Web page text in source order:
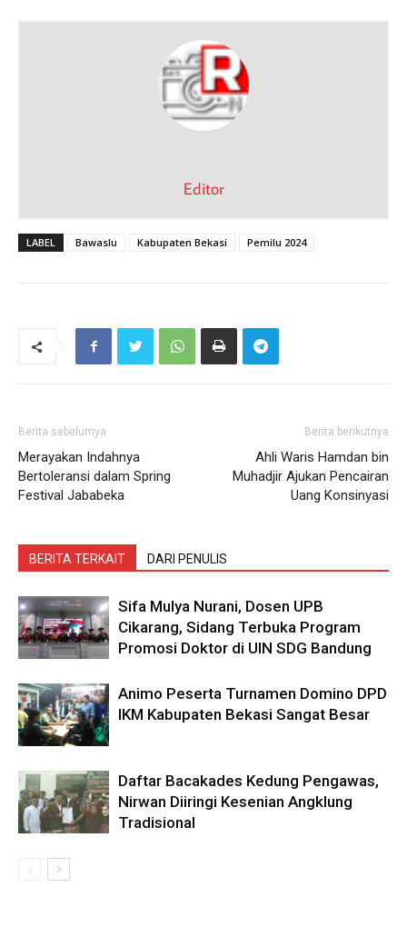
Editor
LABEL Bawaslu Kabupaten Bekasi Pemilu 2024
Berita sebelumya
Merayakan Indahnya
Bertoleransi dalam Spring
Festival Jababeka
Berita berikutnya
Ahli Waris Hamdan bin
Muhadjir Ajukan Pencairan
Uang Konsinyasi
BERITA TERKAIT DARI PENULIS
Sifa Mulya Nurani, Dosen UPB
Cikarang, Sidang Terbuka Program
Promosi Doktor di UIN SDG Bandung
Animo Peserta Turnamen Domino DPD
IKM Kabupaten Bekasi Sangat Besar
Daftar Bacakades Kedung Pengawas,
Nirwan Diiringi Kesenian Angklung
Tradisional